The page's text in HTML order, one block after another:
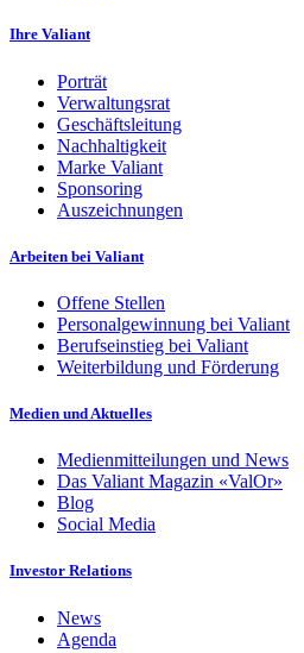
Ihre Valiant
Porträt
Verwaltungsrat
Geschäftsleitung
Nachhaltigkeit
Marke Valiant
Sponsoring
Auszeichnungen
Arbeiten bei Valiant
Offene Stellen
Personalgewinnung bei Valiant
Berufseinstieg bei Valiant
Weiterbildung und Förderung
Medien und Aktuelles
Medienmitteilungen und News
Das Valiant Magazin «ValOr»
Blog
Social Media
Investor Relations
News
Agenda